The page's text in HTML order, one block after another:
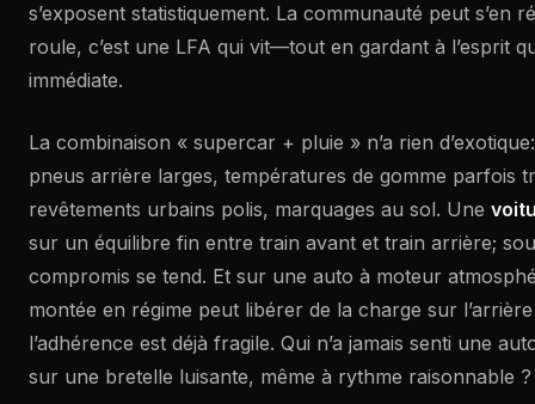
s’exposent statistiquement. La communauté peut s’en
roule, c’est une LFA qui vit—tout en gardant à l’esprit
immédiate.
La combinaison « supercar + pluie » n’a rien
pneus arrière larges, températures de gomme parfois
revêtements urbains polis, marquages au sol. Une
sur un équilibre fin entre train avant et train arrière;
compromis se tend. Et sur une auto à moteur
montée en régime peut libérer de la charge sur
l’adhérence est déjà fragile. Qui n’a jamais senti une
sur une bretelle luisante, même à rythme raisonnable ?